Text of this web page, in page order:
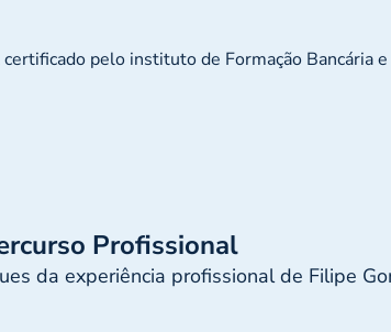
pelo instituto de Formação Bancária
Profissional
da experiência profissional de Filipe